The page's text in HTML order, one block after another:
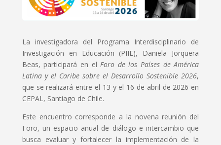
La investigadora del Programa Interdisciplinario de
Investigación en Educación (PIIE), Daniela Jorquera
Beas, participará en el Foro de los Países de América
Latina y el Caribe sobre el Desarrollo Sostenible 2026,
que se realizará entre el 13 y el 16 de abril de 2026 en
CEPAL, Santiago de Chile.
Este encuentro corresponde a la novena reunión del
Foro, un espacio anual de diálogo e intercambio que
busca evaluar y fortalecer la implementación de la